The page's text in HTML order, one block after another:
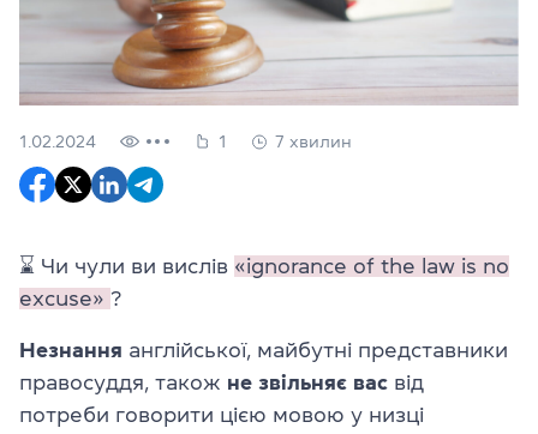
1.02.2024 1 7 хвилин
⌛ Чи чули ви вислів «ignorance of the law is no
excuse» ?
Незнання англійської, майбутні представники
правосуддя, також не звільняє вас від
потреби говорити цією мовою у низці